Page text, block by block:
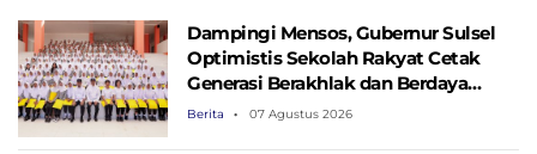
Dampingi Mensos, Gubernur Sulsel
Optimistis Sekolah Rakyat Cetak
Generasi Berakhlak dan Berdaya
Saing
Berita 07 Agustus 2026